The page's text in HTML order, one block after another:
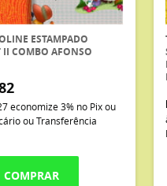
ESTAMPADO
COMBO AFONSO
economize3% no Pix ou
ou Transferência
COMPRAR